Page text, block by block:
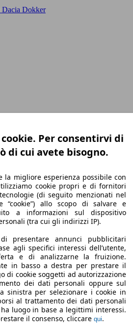
Dacia Dokker
Per consentirvi di
di cui avete bisogno.
la migliore esperienza possibile con
cookie propri e di fornitori
(di seguito menzionati nel
“cookie”) allo scopo di salvare e
a informazioni sul dispositivo
(tra cui gli indirizzi IP).
presentare annunci pubblicitari
agli specifici interessi dell’utente,
e di analizzarne la fruizione.
in basso a destra per prestare il
di cookie soggetti ad autorizzazione
dei dati personali oppure sul
sinistra per selezionare i cookie in
al trattamento dei dati personali
luogo in base a legittimi interessi.
il consenso, cliccare qui.